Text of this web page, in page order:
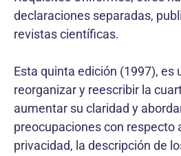
declaraciones separadas,
revistas científicas.
Esta quinta edición (1997), es
reorganizar y reescribir la
aumentar su claridad y
preocupaciones con respecto
privacidad, la descripción de